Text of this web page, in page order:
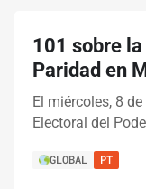
101 sobre
Paridad en
El miércoles, 8
Electoral del
GLOBAL PT